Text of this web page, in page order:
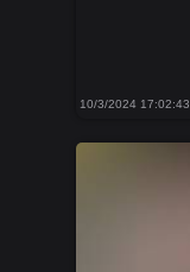
10/3/2024 17:02:43